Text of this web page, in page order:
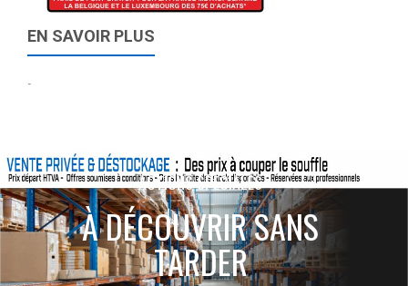
EN SAVOIR PLUS
-
ACTIONS SPÉCIALES
À DÉCOUVRIR SANS
TARDER